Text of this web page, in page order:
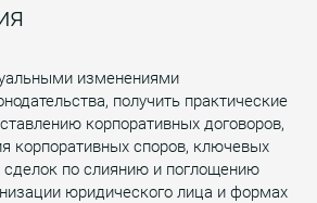
изменениями
получить практические
корпоративных договоров,
корпоративных споров, ключевых
сделок по слиянию и поглощению
юридического лица и формах